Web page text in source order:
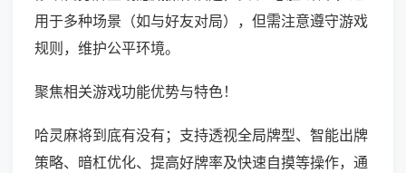
用于多种场景（如与好友对局），但需注意遵守游戏
规则，维护公平环境。
聚焦相关游戏功能优势与特色！
哈灵麻将到底有没有；支持透视全局牌型、智能出牌
策略、暗杠优化、提高好牌率及快速自摸等操作，通